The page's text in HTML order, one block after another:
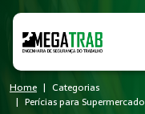
Home
Categorias
Perícias para